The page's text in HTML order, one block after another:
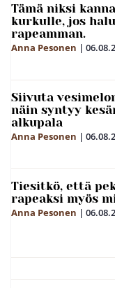
Tämä niksi
kurkulle, jos
rapeamman.
Anna Pesonen |
Siivuta
näin syntyy
alkupala
Anna Pesonen |
Tiesitkö, että
rapeaksi myös
Anna Pesonen |